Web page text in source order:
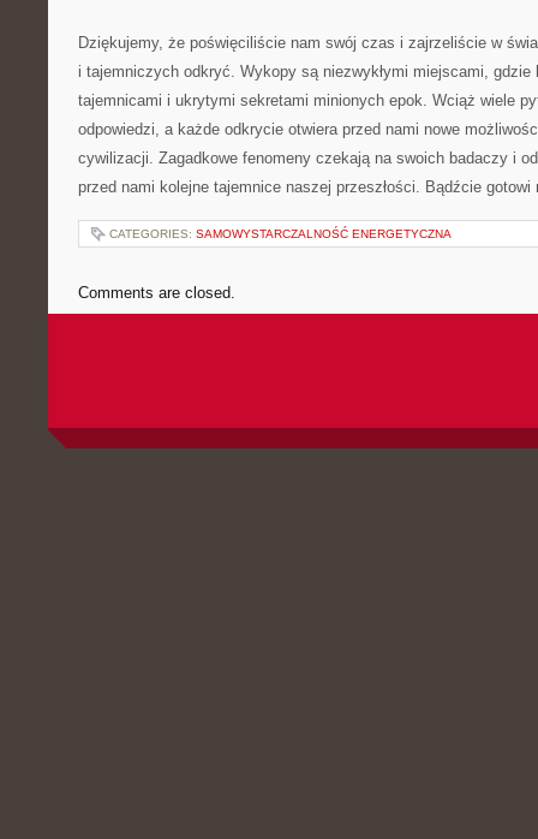
Dziękujemy, że poświęciliście nam swój czas i ⁤zajrzeliście w
i tajemniczych⁣ odkryć.⁣ Wykopy są niezwykłymi‍ miejscami, gdzie
tajemnicami i ukrytymi‌ sekretami minionych epok. Wciąż wiele
odpowiedzi, a każde‌ odkrycie otwiera przed nami nowe
⁣cywilizacji. Zagadkowe fenomeny czekają na swoich badaczy i
‍przed nami kolejne tajemnice naszej przeszłości. Bądźcie gotowi
CATEGORIES: SAMOWYSTARCZALNOŚĆ ENERGETYCZNA
Comments are closed.